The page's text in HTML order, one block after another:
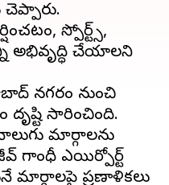
స్పోర్ట్స్,
అభివృద్ధి చేయాలని
నగరం నుంచి
దృష్టి సారించింది.
మార్గాలను
గాంధీ ఎయిర్పోర్ట్
మార్గాలపై ప్రణాళికలు